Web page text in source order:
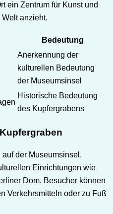
ein Zentrum für Kunst und
anzieht.
Bedeutung
Anerkennung der
kulturellen Bedeutung
der Museumsinsel
Historische Bedeutung
des Kupfergrabens
der Museumsinsel,
Einrichtungen wie
Dom. Besucher können
Verkehrsmitteln oder zu Fuß